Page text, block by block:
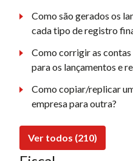
Como são gerados os
cada tipo de registro
Como corrigir as
para os lançamentos e
Como copiar/replicar
empresa para outra?
Ver todos (210)